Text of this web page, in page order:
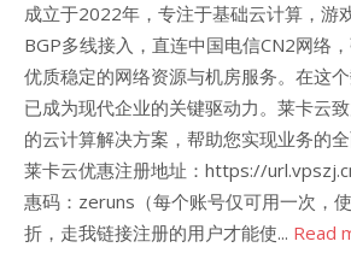
成立于2022年，专注于基础云计算，游
BGP多线接入，直连中国电信CN2网络
优质稳定的网络资源与机房服务。在这
已成为现代企业的关键驱动力。莱卡云
的云计算解决方案，帮助您实现业务的全
莱卡云优惠注册地址：https://
惠码：zeruns（每个账号仅可用一次，
折，走我链接注册的用户才能使... Read